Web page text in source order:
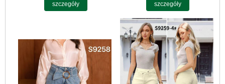
szczegóły szczegóły